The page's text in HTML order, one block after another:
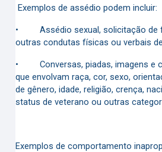
Exemplos de assédio podem incluir:
•Assédio sexual, solicitação de
outras condutas físicas ou verbais
•Conversas, piadas, imagens
que envolvam raça, cor, sexo,
de gênero, idade, religião, crença,
status de veterano ou outras
Exemplos de comportamento